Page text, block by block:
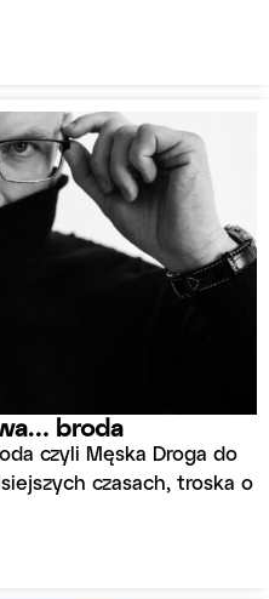
broda
czyli Męska Droga do
czasach, troska o